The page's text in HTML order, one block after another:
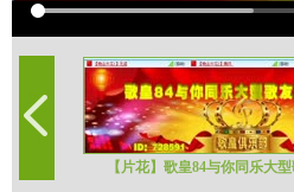
【片花】歌皇84与你同乐大